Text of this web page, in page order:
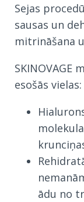
Sejas
sausas un
mitrināšana
SKINOVAGE
esošās vielas:
ādu no